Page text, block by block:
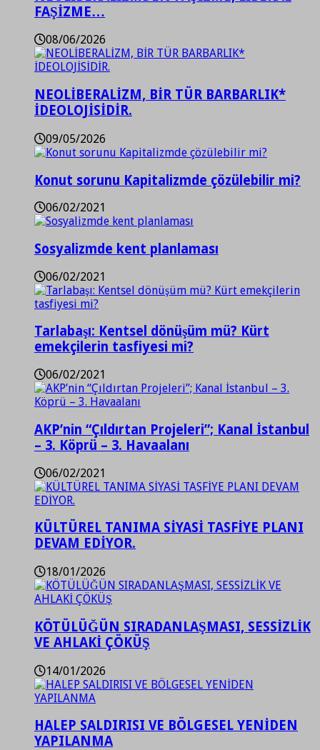
FAŞİZME…
08/06/2026
NEOLİBERALİZM, BİR TÜR BARBARLIK*
İDEOLOJİSİDİR.
09/05/2026
Konut sorunu Kapitalizmde çözülebilir mi?
06/02/2021
Sosyalizmde kent planlaması
06/02/2021
Tarlabaşı: Kentsel dönüşüm mü? Kürt
emekçilerin tasfiyesi mi?
06/02/2021
AKP’nin “Çıldırtan Projeleri”; Kanal İstanbul
– 3. Köprü – 3. Havaalanı
06/02/2021
KÜLTÜREL TANIMA SİYASİ TASFİYE PLANI
DEVAM EDİYOR.
18/01/2026
KÖTÜLÜĞÜN SIRADANLAŞMASI, SESSİZLİK
VE AHLAKİ ÇÖKÜŞ
14/01/2026
HALEP SALDIRISI VE BÖLGESEL YENİDEN
YAPILANMA